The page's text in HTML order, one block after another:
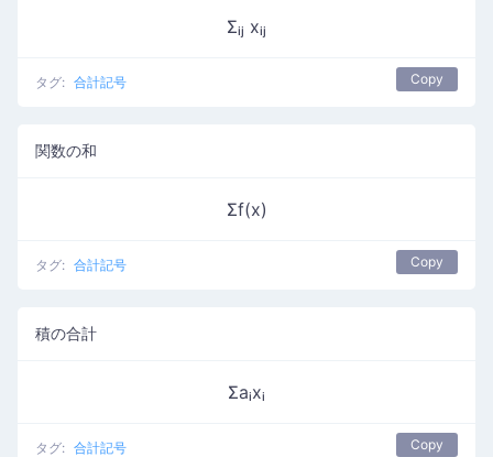
Σᵢⱼ xᵢⱼ
タグ: 合計記号 Copy
関数の和
Σf(x)
タグ: 合計記号 Copy
積の合計
Σaᵢxᵢ
タグ: 合計記号 Copy